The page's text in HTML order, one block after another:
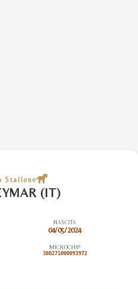
Stallone
(IT)
NASCITA
04/05/2024
MICROCHIP
380271000093972